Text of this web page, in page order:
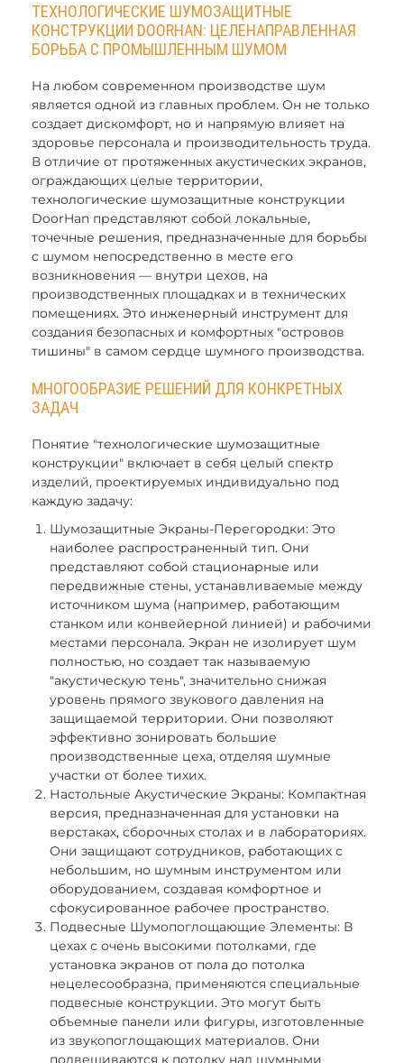
ТЕХНОЛОГИЧЕСКИЕ ШУМОЗАЩИТНЫЕ
КОНСТРУКЦИИ DOORHAN: ЦЕЛЕНАПРАВЛЕННАЯ
БОРЬБА С ПРОМЫШЛЕННЫМ ШУМОМ
На любом современном производстве шум
является одной из главных проблем. Он не только
создает дискомфорт, но и напрямую влияет на
здоровье персонала и производительность труда.
В отличие от протяженных акустических экранов,
ограждающих целые территории,
технологические шумозащитные конструкции
DoorHan представляют собой локальные,
точечные решения, предназначенные для борьбы
с шумом непосредственно в месте его
возникновения — внутри цехов, на
производственных площадках и в технических
помещениях. Это инженерный инструмент для
создания безопасных и комфортных "островов
тишины" в самом сердце шумного производства.
МНОГООБРАЗИЕ РЕШЕНИЙ ДЛЯ КОНКРЕТНЫХ
ЗАДАЧ
Понятие "технологические шумозащитные
конструкции" включает в себя целый спектр
изделий, проектируемых индивидуально под
каждую задачу:
Шумозащитные Экраны-Перегородки: Это
наиболее распространенный тип. Они
представляют собой стационарные или
передвижные стены, устанавливаемые между
источником шума (например, работающим
станком или конвейерной линией) и рабочими
местами персонала. Экран не изолирует шум
полностью, но создает так называемую
"акустическую тень", значительно снижая
уровень прямого звукового давления на
защищаемой территории. Они позволяют
эффективно зонировать большие
производственные цеха, отделяя шумные
участки от более тихих.
Настольные Акустические Экраны: Компактная
версия, предназначенная для установки на
верстаках, сборочных столах и в лабораториях.
Они защищают сотрудников, работающих с
небольшим, но шумным инструментом или
оборудованием, создавая комфортное и
сфокусированное рабочее пространство.
Подвесные Шумопоглощающие Элементы: В
цехах с очень высокими потолками, где
установка экранов от пола до потолка
нецелесообразна, применяются специальные
подвесные конструкции. Это могут быть
объемные панели или фигуры, изготовленные
из звукопоглощающих материалов. Они
подвешиваются к потолку над шумными